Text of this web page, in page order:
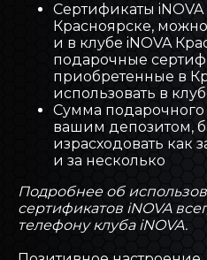
Сертификаты
Красноярске,
и в клубе iNOVA
подарочные
приобретенные в
использовать в
Сумма подарочного
вашим депозитом,
израсходовать как
и за несколько
Подробнее об
сертификатов iNOVA
телефону клуба iNOVA.